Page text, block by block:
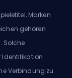
Marken
gehören
Solche
Identifikation
Verbindung zu